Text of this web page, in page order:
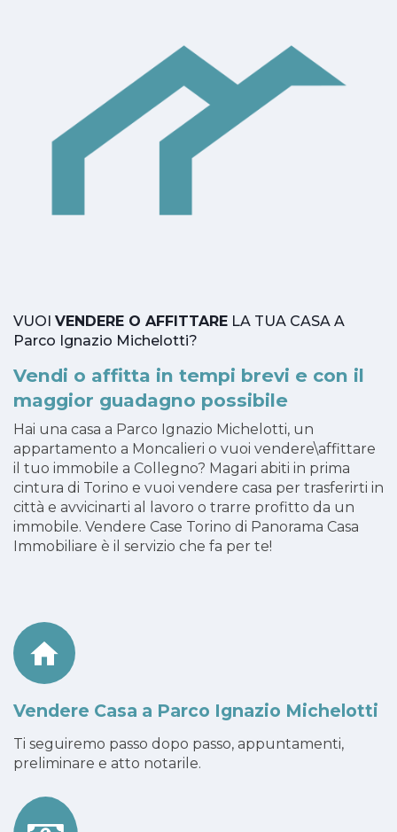
VUOI VENDERE O AFFITTARE LA TUA CASA A
Parco Ignazio Michelotti?
Vendi o affitta in tempi brevi e con il
maggior guadagno possibile
Hai una casa a Parco Ignazio Michelotti, un
appartamento a Moncalieri o vuoi vendere\affittare
il tuo immobile a Collegno? Magari abiti in prima
cintura di Torino e vuoi vendere casa per trasferirti in
città e avvicinarti al lavoro o trarre profitto da un
immobile. Vendere Case Torino di Panorama Casa
Immobiliare è il servizio che fa per te!
Vendere Casa a Parco Ignazio Michelotti
Ti seguiremo passo dopo passo, appuntamenti,
preliminare e atto notarile.